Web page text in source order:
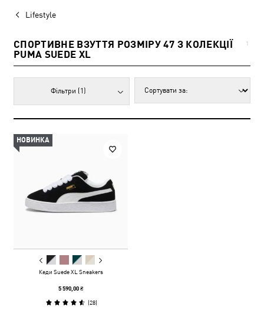
Lifestyle
СПОРТИВНЕ ВЗУТТЯ РОЗМІРУ 47 З КОЛЕКЦІЇ
PUMA SUEDE XL
1
Фільтри (1)
НОВИНКА
Кеди Suede XL Sneakers
5 590,00 ₴
(28)